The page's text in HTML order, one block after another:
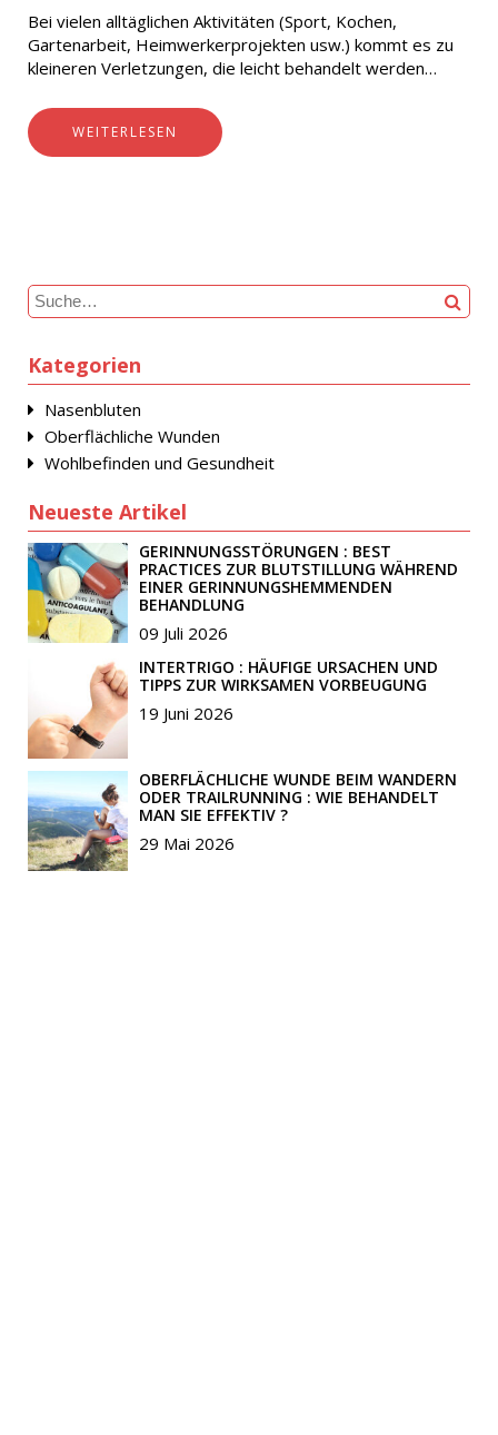
Bei vielen alltäglichen Aktivitäten (Sport, Kochen,
Gartenarbeit, Heimwerkerprojekten usw.) kommt es zu
kleineren Verletzungen, die leicht behandelt werden
Das Hauptziel besteht darin,…
WEITERLESEN
Kategorien
Nasenbluten
Oberflächliche Wunden
Wohlbefinden und Gesundheit
Neueste Artikel
GERINNUNGSSTÖRUNGEN : BEST
PRACTICES ZUR BLUTSTILLUNG WÄHREND
EINER GERINNUNGSHEMMENDEN
BEHANDLUNG
09 Juli 2026
INTERTRIGO : HÄUFIGE URSACHEN UND
TIPPS ZUR WIRKSAMEN VORBEUGUNG
19 Juni 2026
OBERFLÄCHLICHE WUNDE BEIM WANDERN
ODER TRAILRUNNING : WIE BEHANDELT
MAN SIE EFFEKTIV ?
29 Mai 2026